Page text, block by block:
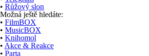
• Růžový slon
Možná ještě hledáte:
• FilmBOX
• MusicBOX
• Knihomol
• Akce & Reakce
• Parta